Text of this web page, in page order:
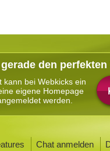
den
kann bei Webkicks ein
eigene Homepage
werden.
Chat anmelden